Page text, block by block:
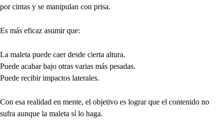
por cintas y se manipulan con prisa.
Es más eficaz asumir que:
La maleta puede caer desde cierta altura.
Puede acabar bajo otras varias más pesadas.
Puede recibir impactos laterales.
Con esa realidad en mente, el objetivo es lograr que el contenido no
sufra aunque la maleta sí lo haga.